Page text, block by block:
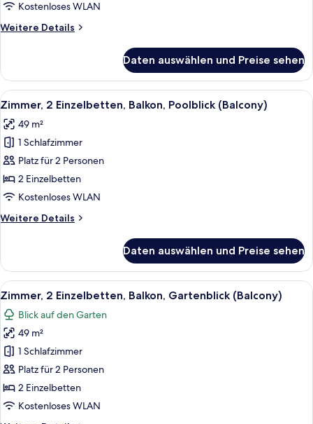
anzeigen
Kostenloses WLAN
Weitere Details
Weitere
1 King-
Bett,
Balkon,
(Balcony)
Daten auswählen und Preise sehen
Alle
Fotos
für
Zimmer,
2 Einzelbetten,
Balkon,
Poolblick
anzeigen
Ein Hotelzimmer mit zwei Betten,
10
Zimmer, 2 Einzelbetten, Balkon, Poolblick (Balcony)
49 m²
1 Schlafzimmer
Platz für 2 Personen
2 Einzelbetten
Kostenloses WLAN
Weitere Details
Weitere
2 Einzelbetten,
Balkon,
Poolblick
Daten auswählen und Preise sehen
Alle
Fotos
für
Zimmer,
2 Einzelbetten,
Balkon,
Gartenblick
(Balcony)
Ein Hotelzimmer mit zwei Betten,
9
Zimmer, 2 Einzelbetten, Balkon, Gartenblick (Balcony)
Blick auf den Garten
49 m²
1 Schlafzimmer
Platz für 2 Personen
2 Einzelbetten
Kostenloses WLAN